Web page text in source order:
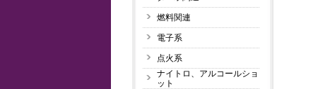
燃料関連
電子系
点火系
ナイトロ、アルコールショ
ット